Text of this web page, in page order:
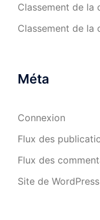
Classement de la
Classement de la
Méta
Connexion
Flux des
Flux des
Site de